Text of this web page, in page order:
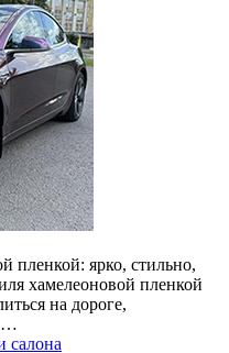
пленкой: ярко, стильно,
хамелеоновой пленкой
на дороге,